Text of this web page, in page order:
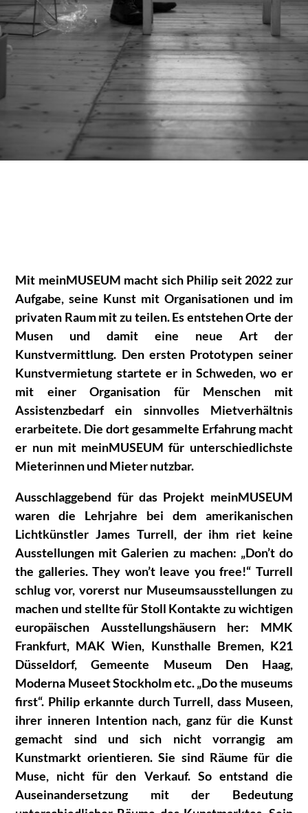
Mit meinMUSEUM macht sich Philip seit 2022 zur
Aufgabe, seine Kunst mit Organisationen und im
privaten Raum mit zu teilen. Es entstehen Orte der
Musen und damit eine neue Art der
Kunstvermittlung. Den ersten Prototypen seiner
Kunstvermietung startete er in Schweden, wo er
mit einer Organisation für Menschen mit
Assistenzbedarf ein sinnvolles Mietverhältnis
erarbeitete. Die dort gesammelte Erfahrung macht
er nun mit meinMUSEUM für unterschiedlichste
Mieterinnen und Mieter nutzbar.
Ausschlaggebend für das Projekt meinMUSEUM
waren die Lehrjahre bei dem amerikanischen
Lichtkünstler James Turrell, der ihm riet keine
Ausstellungen mit Galerien zu machen: „Don’t do
the galleries. They won’t leave you free!“ Turrell
schlug vor, vorerst nur Museumsausstellungen zu
machen und stellte für Stoll Kontakte zu wichtigen
europäischen Ausstellungshäusern her: MMK
Frankfurt, MAK Wien, Kunsthalle Bremen, K21
Düsseldorf, Gemeente Museum Den Haag,
Moderna Museet Stockholm etc. „Do the museums
first“. Philip erkannte durch Turrell, dass Museen,
ihrer inneren Intention nach, ganz für die Kunst
gemacht sind und sich nicht vorrangig am
Kunstmarkt orientieren. Sie sind Räume für die
Muse, nicht für den Verkauf. So entstand die
Auseinandersetzung mit der Bedeutung